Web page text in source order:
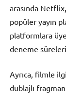
arasında
popüler yayın
platformlara
deneme
Ayrıca, filmle
dublajlı